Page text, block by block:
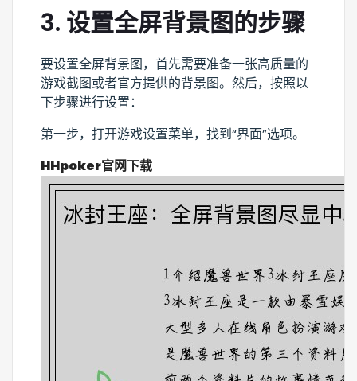
3. 设置全屏背景图的步骤
要设置全屏背景图，首先需要准备一张高质量的
游戏截图或者官方提供的背景图。然后，按照以
下步骤进行设置：
第一步，打开游戏设置菜单，找到“界面”选项。
HHpoker官网下载